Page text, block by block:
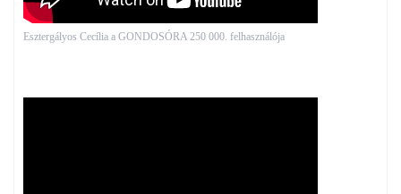
Esztergályos Cecília a GONDOSÓRA 250 000. felhasználója